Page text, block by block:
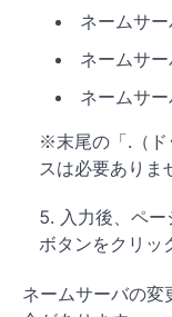
ネームサ
ネームサ
ネームサ
※末尾の「.（ド
スは必要ありま
入力後、ペー
ボタンをクリッ
ネームサーバの